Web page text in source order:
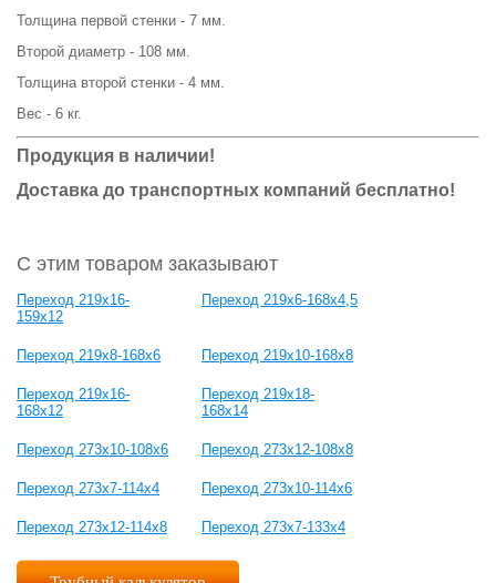
Толщина первой стенки - 7 мм.
Второй диаметр - 108 мм.
Толщина второй стенки - 4 мм.
Вес - 6 кг.
Продукция в наличии!
Доставка до транспортных компаний бесплатно!
С этим товаром заказывают
Переход 219х16-
159х12
Переход 219х6-168х4,5
Переход 219х8-168х6 Переход 219х10-168х8
Переход 219х16-
168х12
Переход 219х18-
168х14
Переход 273х10-108х6 Переход 273х12-108х8
Переход 273х7-114х4 Переход 273х10-114х6
Переход 273х12-114х8 Переход 273х7-133х4